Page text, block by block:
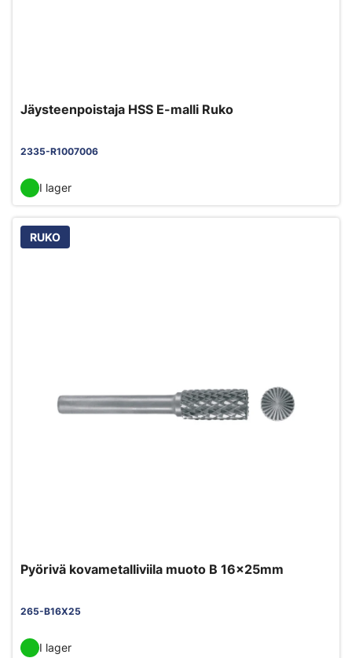
Jäysteenpoistaja HSS E-malli Ruko
2335-R1007006
I lager
RUKO
Pyörivä kovametalliviila muoto B 16x25mm
265-B16X25
I lager